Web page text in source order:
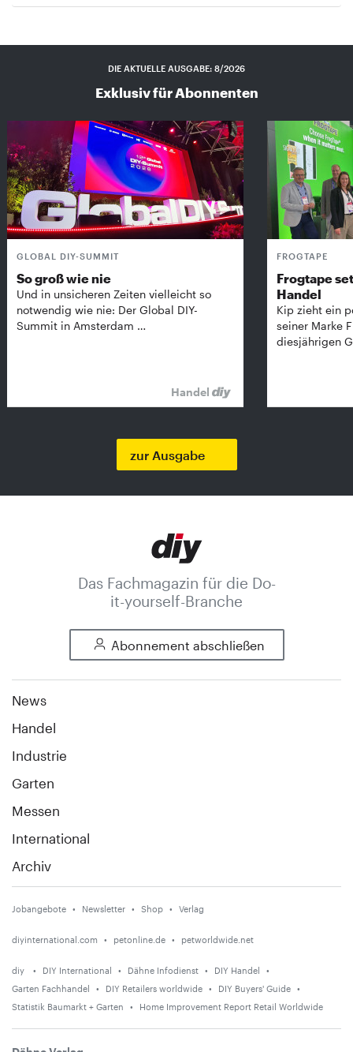
DIE AKTUELLE AUSGABE: 8/2026
Exklusiv für Abonnenten
GLOBAL DIY-SUMMIT
So groß wie nie
Und in unsicheren Zeiten vielleicht so
notwendig wie nie: Der Global DIY-
Summit in Amsterdam …
Handel
FROGTAPE
Frogtape
Handel
Kip zieht ein
seiner Marke
diesjährigen
zur Ausgabe
Das Fachmagazin für die Do-
it-yourself-Branche
Abonnement abschließen
News
Handel
Industrie
Garten
Messen
International
Archiv
Jobangebote Newsletter Shop Verlag
diyinternational.com petonline.de petworldwide.net
diy DIY International Dähne Infodienst
DIY Handel
Garten Fachhandel
DIY Retailers worldwide
DIY Buyers' Guide
Statistik Baumarkt + Garten
Home Improvement Report Retail Worldwide